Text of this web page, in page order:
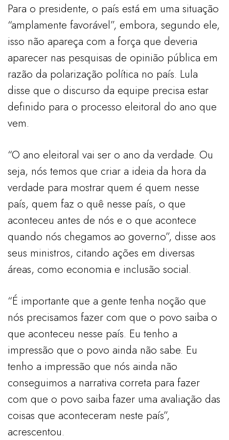
Para o presidente, o país está em uma situação
“amplamente favorável”, embora, segundo ele,
isso não apareça com a força que deveria
aparecer nas pesquisas de opinião pública em
razão da polarização política no país. Lula
disse que o discurso da equipe precisa estar
definido para o processo eleitoral do ano que
vem.
“O ano eleitoral vai ser o ano da verdade. Ou
seja, nós temos que criar a ideia da hora da
verdade para mostrar quem é quem nesse
país, quem faz o quê nesse país, o que
aconteceu antes de nós e o que acontece
quando nós chegamos ao governo”, disse aos
seus ministros, citando ações em diversas
áreas, como economia e inclusão social.
“É importante que a gente tenha noção que
nós precisamos fazer com que o povo saiba o
que aconteceu nesse país. Eu tenho a
impressão que o povo ainda não sabe. Eu
tenho a impressão que nós ainda não
conseguimos a narrativa correta para fazer
com que o povo saiba fazer uma avaliação das
coisas que aconteceram neste país”,
acrescentou.